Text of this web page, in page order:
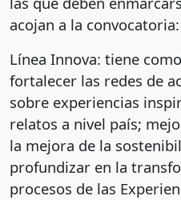
acojan a la convocatoria:
Línea Innova: tiene
fortalecer las redes de
sobre experiencias
relatos a nivel país;
la mejora de la
profundizar en la
procesos de las